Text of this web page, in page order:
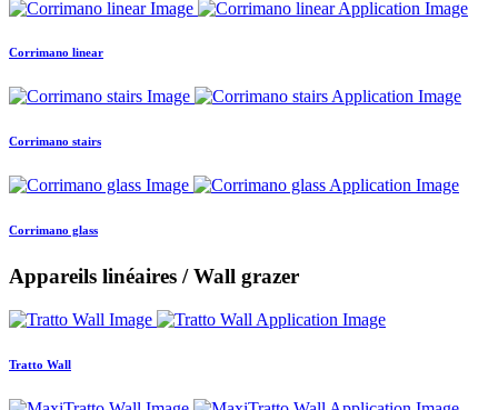
Corrimano linear
Corrimano stairs
Corrimano glass
Appareils linéaires / Wall grazer
Tratto Wall